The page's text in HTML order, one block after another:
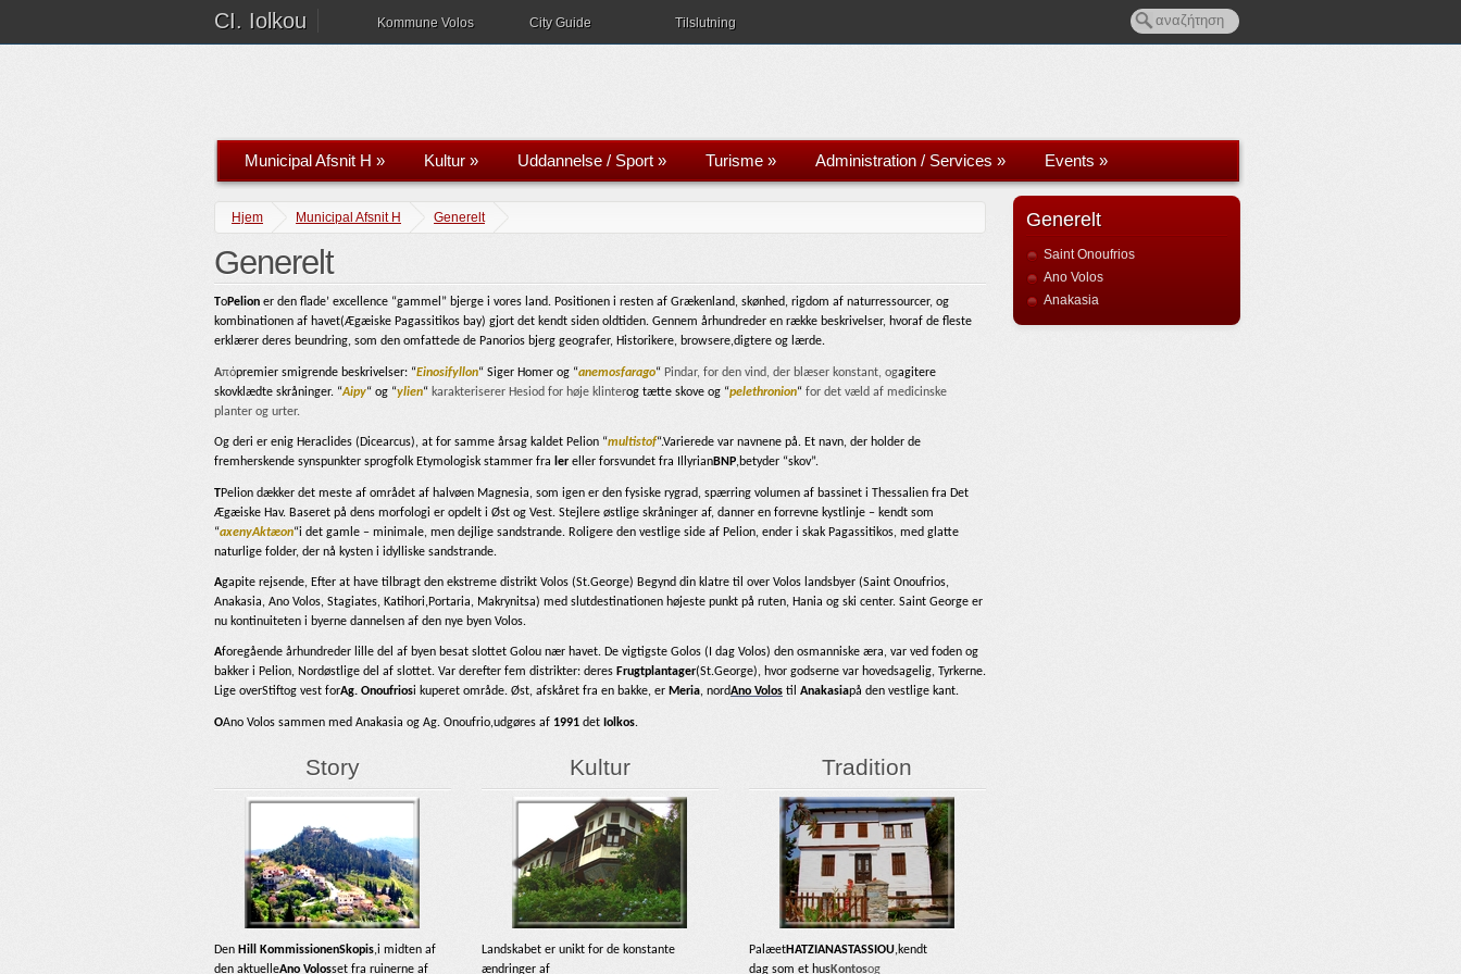
CI. Iolkou Kommune Volos City Guide Tilslutning
Municipal Afsnit H » Kultur » Uddannelse / Sport » Turisme » Administration / Services » Events »
Hjem Municipal Afsnit H Generelt
Generelt
TοPelion er den flade’ excellence “gammel” bjerge i vores land. Positionen i resten af ​​Grækenland, skønhed, rigdom af naturressourcer, og
kombinationen af ​​havet(Ægæiske Pagassitikos bay) gjort det kendt siden oldtiden. Gennem århundreder en række beskrivelser, hvoraf de fleste
erklærer deres beundring, som den omfattede de Panorios bjerg geografer, Historikere, browsere,digtere og lærde.
Aπόpremier smigrende beskrivelser: “Einosifyllon“ Siger Homer og “anemosfarago“ Pindar, for den vind, der blæser konstant, ogagitere
skovklædte skråninger. “Aipy“ og “ylien“ karakteriserer Hesiod for høje klinterog tætte skove og “pelethronion“ for det væld af medicinske
planter og urter.
Og deri er enig Heraclides (Dicearcus), at for samme årsag kaldet Pelion “multistof“.Varierede var navnene på. Et navn, der holder de
fremherskende synspunkter sprogfolk Etymologisk stammer fra ler eller forsvundet fra IllyrianBNP,betyder “skov”.
TPelion dækker det meste af området af halvøen Magnesia, som igen er den fysiske rygrad, spærring volumen af ​​bassinet i Thessalien fra Det
Ægæiske Hav. Baseret på dens morfologi er opdelt i Øst og Vest. Stejlere østlige skråninger af, danner en forrevne kystlinje – kendt som
“axenyAktæon“i det gamle – minimale, men dejlige sandstrande. Roligere den vestlige side af Pelion, ender i skak Pagassitikos, med glatte
naturlige folder, der nå kysten i idylliske sandstrande.
Agapite rejsende, Efter at have tilbragt den ekstreme distrikt Volos (St.George) Begynd din klatre til over Volos landsbyer (Saint Onoufrios,
Anakasia, Ano Volos, Stagiates, Katihori,Portaria, Makrynitsa) med slutdestinationen højeste punkt på ruten, Hania og ski center. Saint George er
nu kontinuiteten i byerne dannelsen af ​​den nye byen Volos.
Aforegående århundreder lille del af byen besat slottet Golou nær havet. De vigtigste Golos (I dag Volos) den osmanniske æra, var ved foden og
bakker i Pelion, Nordøstlige del af slottet. Var derefter fem distrikter: deres Frugtplantager(St.George), hvor godserne var hovedsagelig, Tyrkerne.
Lige overStiftog vest forAg. Onoufriosi kuperet område. Øst, afskåret fra en bakke, er Meria, nordAno Volos til Anakasiapå den vestlige kant.
ΟAno Volos sammen med Anakasia og Ag. Onoufrio,udgøres af 1991 det Iolkos.
Story
Den Hill KommissionenSkopis,i midten af ​​
den aktuelleAno Volosset fra ruinerne af
Kultur
Landskabet er unikt for de konstante
ændringer af
Tradition
PalæetHATZIANASTASSIOU,kendt
dag som et husKontosog
Generelt
Saint Onoufrios
Ano Volos
Anakasia